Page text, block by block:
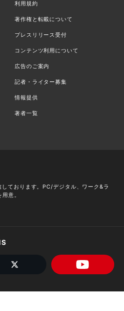
利用規約
著作権と転載について
プレスリリース受付
コンテンツ利用について
広告のご案内
記者・ライター募集
情報提供
著者一覧
ております。PC/デジタル、ワーク&ラ
意。